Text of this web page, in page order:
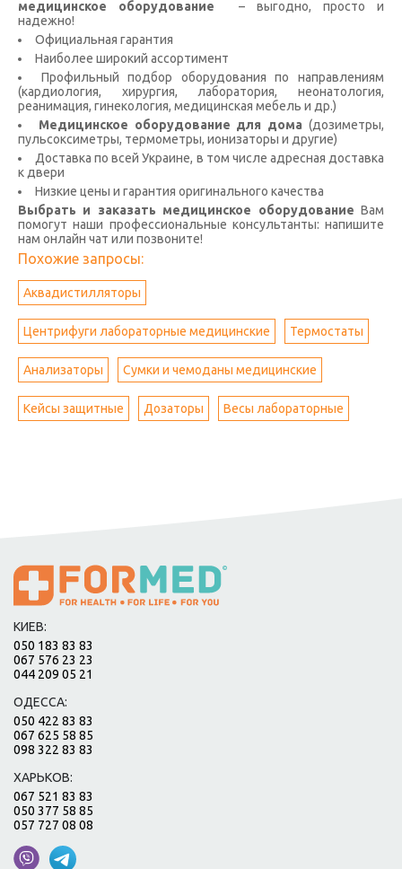
медицинское оборудование
– выгодно, просто и
надежно!
Официальная гарантия
Наиболее широкий ассортимент
Профильный подбор оборудования по направлениям
(кардиология, хирургия, лаборатория, неонатология,
реанимация, гинекология, медицинская мебель и др.)
Медицинское оборудование для дома (дозиметры,
пульсоксиметры, термометры, ионизаторы и другие)
Доставка по всей Украине, в том числе адресная доставка
к двери
Низкие цены и гарантия оригинального качества
Выбрать и заказать медицинское оборудование Вам
помогут наши профессиональные консультанты: напишите
нам онлайн чат или позвоните!
Похожие запросы:
Аквадистилляторы
Центрифуги лабораторные медицинские Термостаты
Анализаторы Сумки и чемоданы медицинские
Кейсы защитные Дозаторы Весы лабораторные
КИЕВ:
050 183 83 83
067 576 23 23
044 209 05 21
ОДЕССА:
050 422 83 83
067 625 58 85
098 322 83 83
ХАРЬКОВ:
067 521 83 83
050 377 58 85
057 727 08 08